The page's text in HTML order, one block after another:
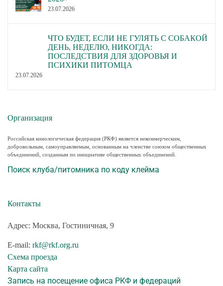
23.07.2026
ЧТО БУДЕТ, ЕСЛИ НЕ ГУЛЯТЬ С СОБАКОЙ
ДЕНЬ, НЕДЕЛЮ, НИКОГДА:
ПОСЛЕДСТВИЯ ДЛЯ ЗДОРОВЬЯ И
ПСИХИКИ ПИТОМЦА
23.07.2026
Организация
Российская кинологическая федерация (РКФ) является некоммерческим,
добровольным, самоуправляемым, основанным на членстве союзом общественных
объединений, созданным по инициативе общественных объединений.
Поиск клуба/питомника по коду клейма
Контакты
Адрес: Москва, Гостиничная, 9
E-mail: rkf@rkf.org.ru
Схема проезда
Карта сайта
Запись на посещение офиса РКФ и федераций